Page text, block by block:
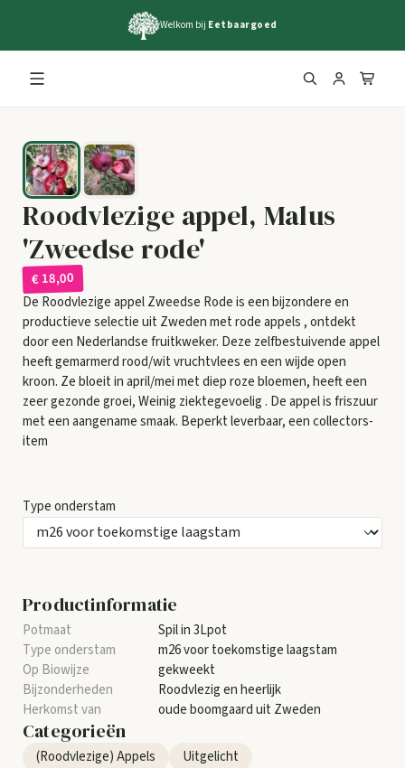
Welkom bij Eetbaargoed
Roodvlezige appel, Malus
'Zweedse rode'
€ 18,00
De Roodvlezige appel Zweedse Rode is een bijzondere en
productieve selectie uit Zweden met rode appels , ontdekt
door een Nederlandse fruitkweker. Deze zelfbestuivende appel
heeft gemarmerd rood/wit vruchtvlees en een wijde open
kroon. Ze bloeit in april/mei met diep roze bloemen, heeft een
zeer gezonde groei, Weinig ziektegevoelig . De appel is friszuur
met een aangename smaak. Beperkt leverbaar, een collectors-
item
Type onderstam
Productinformatie
Spil in 3Lpot
m26 voor toekomstige laagstam
gekweekt
Roodvlezig en heerlijk
oude boomgaard uit Zweden
Categorieën
(Roodvlezige) Appels Uitgelicht